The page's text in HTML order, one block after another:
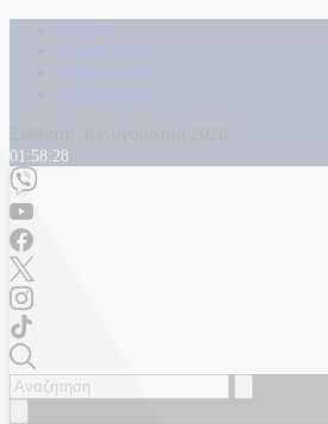
Αρχική
Kontra Live
Καταγγελίες
Επικοινωνία
01:58:31